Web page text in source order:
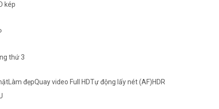
kép
thứ 3
đẹpQuay video Full HDTự động lấy nét (AF)HDR